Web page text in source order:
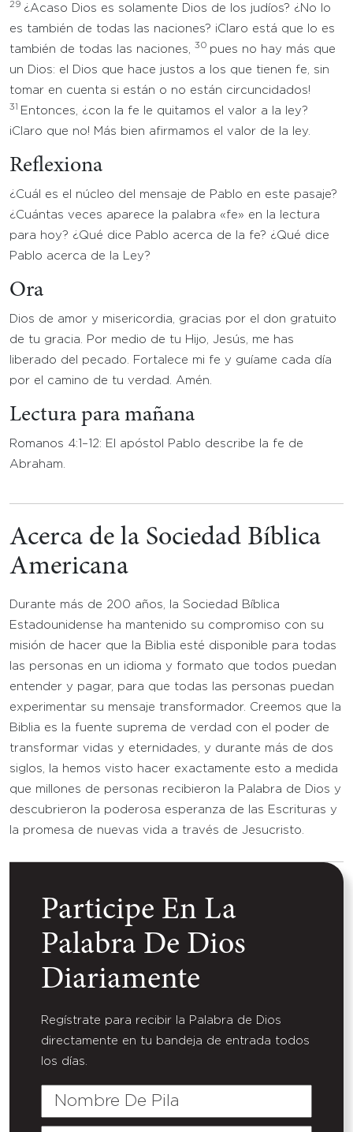
29 ¿Acaso Dios es solamente Dios de los judíos? ¿No lo
es también de todas las naciones? ¡Claro está que lo es
también de todas las naciones,
30 pues no hay más que
un Dios: el Dios que hace justos a los que tienen fe, sin
tomar en cuenta si están o no están circuncidados!
31
Entonces, ¿con la fe le quitamos el valor a la ley?
¡Claro que no! Más bien afirmamos el valor de la ley.
Reflexiona
¿Cuál es el núcleo del mensaje de Pablo en este pasaje?
¿Cuántas veces aparece la palabra «fe» en la lectura
para hoy? ¿Qué dice Pablo acerca de la fe? ¿Qué dice
Pablo acerca de la Ley?
Ora
Dios de amor y misericordia, gracias por el don gratuito
de tu gracia. Por medio de tu Hijo, Jesús, me has
liberado del pecado. Fortalece mi fe y guíame cada día
por el camino de tu verdad. Amén.
Lectura para mañana
Romanos 4:1–12: El apóstol Pablo describe la fe de
Abraham.
Acerca de la Sociedad Bíblica
Americana
Durante más de 200 años, la Sociedad Bíblica
Estadounidense ha mantenido su compromiso con su
misión de hacer que la Biblia esté disponible para todas
las personas en un idioma y formato que todos puedan
entender y pagar, para que todas las personas puedan
experimentar su mensaje transformador. Creemos que la
Biblia es la fuente suprema de verdad con el poder de
transformar vidas y eternidades, y durante más de dos
siglos, la hemos visto hacer exactamente esto a medida
que millones de personas recibieron la Palabra de Dios y
descubrieron la poderosa esperanza de las Escrituras y
la promesa de nuevas vida a través de Jesucristo.
Participe En La
Palabra De Dios
Diariamente
Regístrate para recibir la Palabra de Dios
directamente en tu bandeja de entrada todos
los días.
Nombre